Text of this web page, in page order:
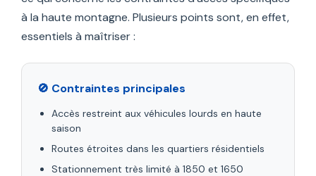
à la haute montagne. Plusieurs points sont, en effet,
essentiels à maîtriser :
🚫 Contraintes principales
Accès restreint aux véhicules lourds en haute
saison
Routes étroites dans les quartiers résidentiels
Stationnement très limité à 1850 et 1650